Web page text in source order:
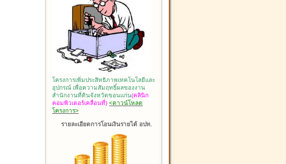
โครงการเพิ่มประสิทธิภาพเทคโนโลยีและ
อุปกรณ์ เพื่อความสัมฤทธิ์ผลของงาน
สำนักงานที่ดินจังหวัดขอนแก่น(คลินิก
คอมพิวเตอร์เคลื่อนที่) <ดาวน์โหลด
โครงการ>
รายละเอียดการโอนเงินรายได้ อปท.